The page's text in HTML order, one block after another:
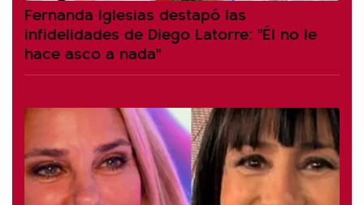
Fernanda Iglesias destapó las
infidelidades de Diego Latorre: "Él no le
hace asco a nada"